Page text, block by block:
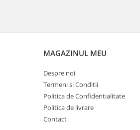
MAGAZINUL MEU
Despre noi
Termeni si Conditii
Politica de Confidentialitate
Politica de livrare
Contact